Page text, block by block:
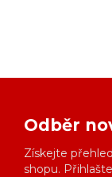
Odběr
Získejte
shopu.